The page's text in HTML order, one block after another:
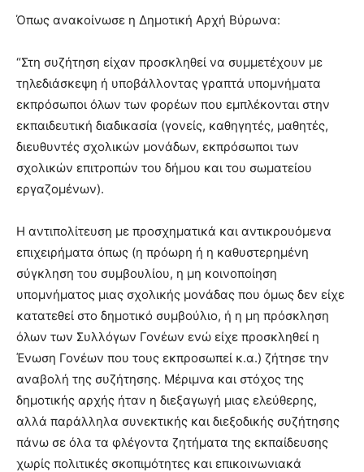
Όπως ανακοίνωσε η Δημοτική Αρχή Βύρωνα:
“Στη συζήτηση είχαν προσκληθεί να συμμετέχουν με
τηλεδιάσκεψη ή υποβάλλοντας γραπτά υπομνήματα
εκπρόσωποι όλων των φορέων που εμπλέκονται στην
εκπαιδευτική διαδικασία (γονείς, καθηγητές, μαθητές,
διευθυντές σχολικών μονάδων, εκπρόσωποι των
σχολικών επιτροπών του δήμου και του σωματείου
εργαζομένων).
Η αντιπολίτευση με προσχηματικά και αντικρουόμενα
επιχειρήματα όπως (η πρόωρη ή η καθυστερημένη
σύγκληση του συμβουλίου, η μη κοινοποίηση
υπομνήματος μιας σχολικής μονάδας που όμως δεν είχε
κατατεθεί στο δημοτικό συμβούλιο, ή η μη πρόσκληση
όλων των Συλλόγων Γονέων ενώ είχε προσκληθεί η
Ένωση Γονέων που τους εκπροσωπεί κ.α.) ζήτησε την
αναβολή της συζήτησης. Μέριμνα και στόχος της
δημοτικής αρχής ήταν η διεξαγωγή μιας ελεύθερης,
αλλά παράλληλα συνεκτικής και διεξοδικής συζήτησης
πάνω σε όλα τα φλέγοντα ζητήματα της εκπαίδευσης
χωρίς πολιτικές σκοπιμότητες και επικοινωνιακά